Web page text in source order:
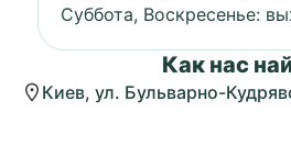
Суббота, Воскресенье:
Как нас
Киев, ул. Бульварно-